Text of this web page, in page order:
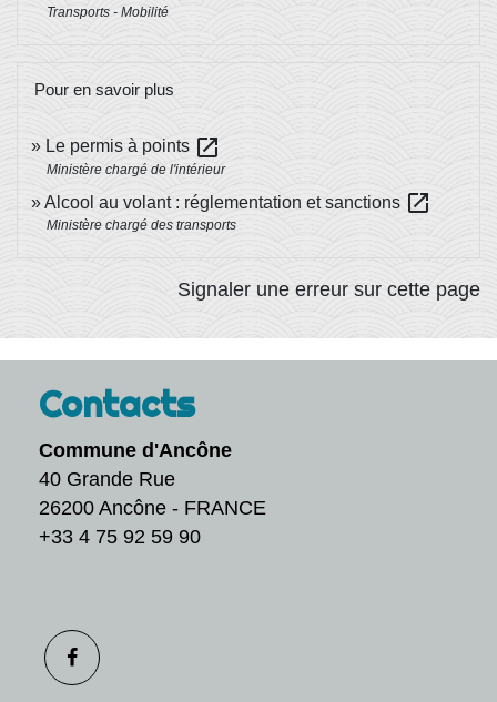
Transports - Mobilité
Pour en savoir plus
Le permis à points open_in_new
Ministère chargé de l'intérieur
Alcool au volant : réglementation et sanctions open_in_new
Ministère chargé des transports
Signaler une erreur sur cette page
Contacts
Commune d'Ancône
40 Grande Rue
26200 Ancône - FRANCE
+33 4 75 92 59 90